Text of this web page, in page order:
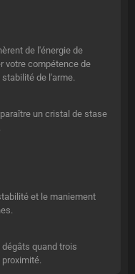
de l'énergie de
votre compétence de
de l'arme.
un cristal de stase
et le maniement
quand trois